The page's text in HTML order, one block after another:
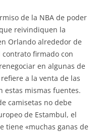
de la NBA de poder
reivindiquen la
Orlando alrededor de
contrato firmado con
en algunas de
a la venta de las
estas mismas fuentes.
camisetas no debe
de Estambul, el
tiene «muchas ganas de